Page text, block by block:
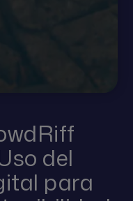
del
para